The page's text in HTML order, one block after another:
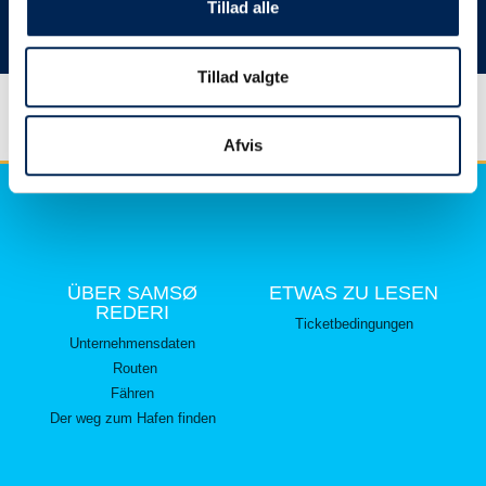
Tillad alle
Tillad valgte
Afvis
Vielen Dank für Ihr Verständnis.
ÜBER SAMSØ
REDERI
Unternehmensdaten
Routen
Fähren
Der weg zum Hafen finden
ETWAS ZU LESEN
Ticketbedingungen